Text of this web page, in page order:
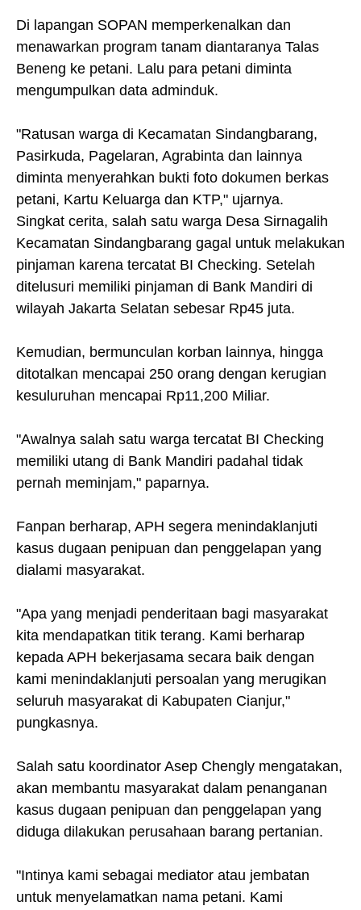
Di lapangan SOPAN memperkenalkan dan
menawarkan program tanam diantaranya Talas
Beneng ke petani. Lalu para petani diminta
mengumpulkan data adminduk.
"Ratusan warga di Kecamatan Sindangbarang,
Pasirkuda, Pagelaran, Agrabinta dan lainnya
diminta menyerahkan bukti foto dokumen berkas
petani, Kartu Keluarga dan KTP," ujarnya.
Singkat cerita, salah satu warga Desa Sirnagalih
Kecamatan Sindangbarang gagal untuk melakukan
pinjaman karena tercatat BI Checking. Setelah
ditelusuri memiliki pinjaman di Bank Mandiri di
wilayah Jakarta Selatan sebesar Rp45 juta.
Kemudian, bermunculan korban lainnya, hingga
ditotalkan mencapai 250 orang dengan kerugian
kesuluruhan mencapai Rp11,200 Miliar.
"Awalnya salah satu warga tercatat BI Checking
memiliki utang di Bank Mandiri padahal tidak
pernah meminjam," paparnya.
Fanpan berharap, APH segera menindaklanjuti
kasus dugaan penipuan dan penggelapan yang
dialami masyarakat.
"Apa yang menjadi penderitaan bagi masyarakat
kita mendapatkan titik terang. Kami berharap
kepada APH bekerjasama secara baik dengan
kami menindaklanjuti persoalan yang merugikan
seluruh masyarakat di Kabupaten Cianjur,"
pungkasnya.
Salah satu koordinator Asep Chengly mengatakan,
akan membantu masyarakat dalam penanganan
kasus dugaan penipuan dan penggelapan yang
diduga dilakukan perusahaan barang pertanian.
"Intinya kami sebagai mediator atau jembatan
untuk menyelamatkan nama petani. Kami